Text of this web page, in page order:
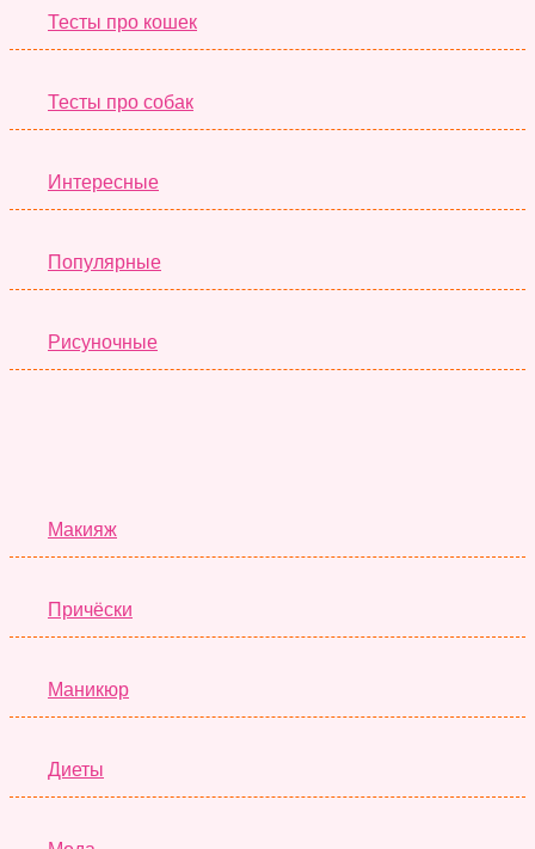
Тесты про кошек
Тесты про собак
Интересные
Популярные
Рисуночные
Макияж
Причёски
Маникюр
Диеты